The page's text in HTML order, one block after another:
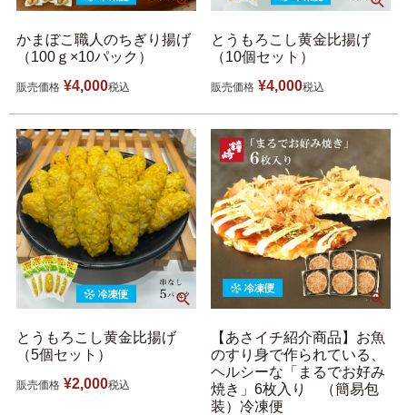
5,001円以上 4,001円～5,000円
3,001円～4,000円 2,001円～3,000円
かまぼこ職人のちぎり揚げ
（100ｇ×10パック）
販売価格 ¥4,000税込
とうもろこし黄金比揚げ
（10個セット）
販売価格 ¥4,000税込
とうもろこし黄金比揚げ
（5個セット）
販売価格 ¥2,000税込
【あさイチ紹介商品】お魚
のすり身で作られている、
ヘルシーな「まるでお好み
焼き」6枚入り （簡易包
装）冷凍便